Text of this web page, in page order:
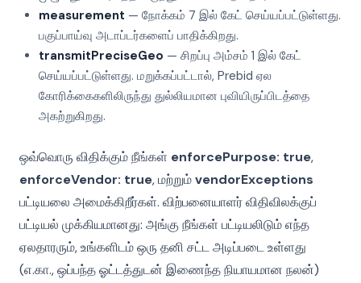
measurement — நோக்கம் 7 இல் கேட் செய்யப்பட்டுள்ளது.
பகுப்பாய்வு அடாப்டர்களைப் பாதிக்கிறது.
transmitPreciseGeo — சிறப்பு அம்சம் 1 இல் கேட்
செய்யப்பட்டுள்ளது. மறுக்கப்பட்டால், Prebid ஏல
கோரிக்கைகளிலிருந்து துல்லியமான புவியிருப்பிடத்தை
அகற்றுகிறது.
ஒவ்வொரு விதிக்கும் நீங்கள் enforcePurpose: true,
enforceVendor: true, மற்றும்vendorExceptions
பட்டியலை அமைக்கிறீர்கள். விற்பனையாளர் விதிவிலக்குப்
பட்டியல் முக்கியமானது: அங்கு நீங்கள் பட்டியலிடும் எந்த
ஏலதாரரும், உங்களிடம் ஒரு தனி சட்ட அடிப்படை உள்ளது
(எ.கா., ஒப்பந்த ஓட்டத்துடன் இணைந்த நியாயமான நலன்)